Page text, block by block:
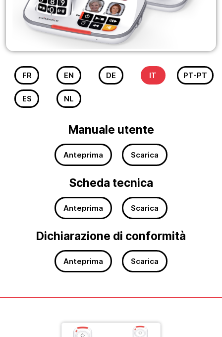
FR EN DE IT PT-PT
ES NL
Manuale utente
Anteprima Scarica
Scheda tecnica
Anteprima Scarica
Dichiarazione di conformità
Anteprima Scarica